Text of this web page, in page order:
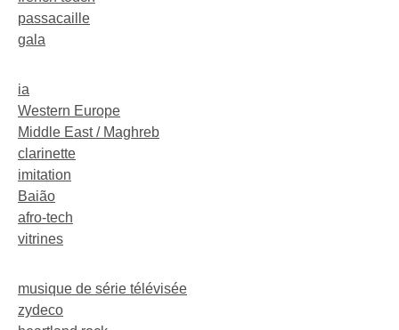
passacaille
gala
ia
Western Europe
Middle East / Maghreb
clarinette
imitation
Baião
afro-tech
vitrines
musique de série télévisée
zydeco